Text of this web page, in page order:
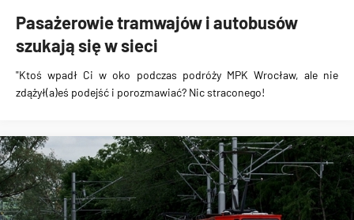
Pasażerowie tramwajów i autobusów
szukają się w sieci
"Ktoś wpadł Ci w oko podczas podróży MPK Wrocław, ale nie
zdążył(a)eś podejść i porozmawiać? Nic straconego!